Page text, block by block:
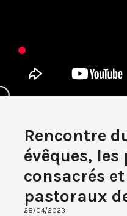
Rencontre
évêques, les
consacrés
pastoraux
28/04/2023